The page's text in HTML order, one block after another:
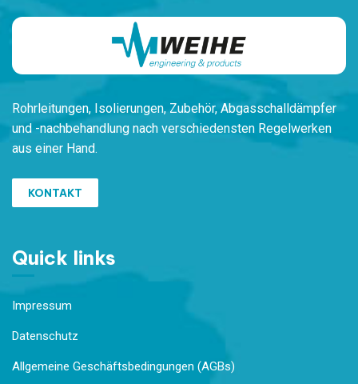
Rohrleitungen, Isolierungen, Zubehör, Abgasschalldämpfer
und -nachbehandlung nach verschiedensten Regelwerken
aus einer Hand.
KONTAKT
Quick links
Impressum
Datenschutz
Allgemeine Geschäftsbedingungen (AGBs)